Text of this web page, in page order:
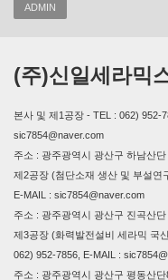
ADMIN
(주)신일세라믹
본사 및 제1공장 - TEL : 062) 952-
sic7854@naver.com
주소 : 광주광역시 광산구 하남산
제2공장 (첨단소재 생산 및 부설연
E-MAIL : sic7854@naver.com
주소 : 광주광역시 광산구 진곡산
제3공장 (화력발전설비 세라믹 국
062) 952-7856, E-MAIL :
주소 : 광주광역시 광산구 평동산